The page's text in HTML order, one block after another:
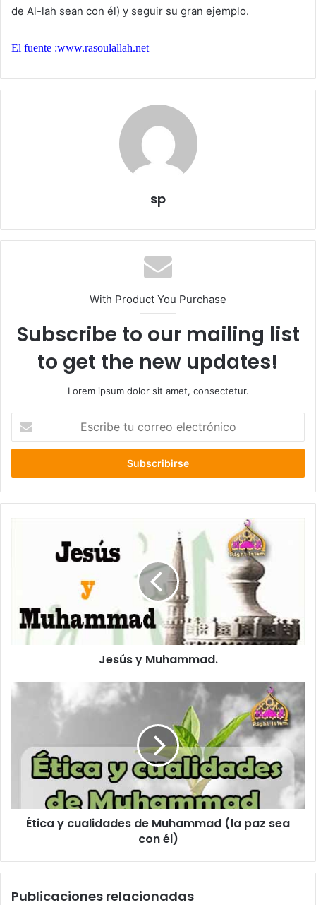
de Al-lah sean con él) y seguir su gran ejemplo.
El fuente :www.rasoulallah.net
sp
With Product You Purchase
Subscribe to our mailing list
to get the new updates!
Lorem ipsum dolor sit amet, consectetur.
c
i
b
c
t
Jesús y Muhammad.
Ética y cualidades de Muhammad (la paz sea
con él)
Publicaciones relacionadas